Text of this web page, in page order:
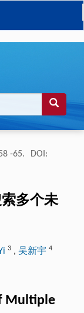
-65. DOI:
多个未
3, 吴新宇 4
Multiple